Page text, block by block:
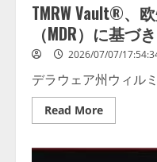
TMRW Vault®、
（MDR）に基づ
2026/07/07/
デラウェア州ウィル
Read MoreRead
more
Vault®、